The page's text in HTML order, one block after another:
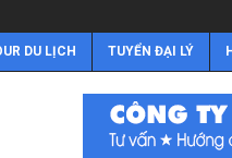
DU LỊCH TUYỂN ĐẠI LÝ